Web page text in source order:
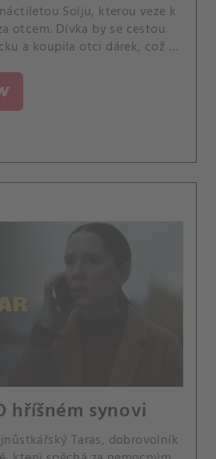
Solju, kterou veze k
otcem. Dívka by se cestou
a koupila otci dárek, což se
hříšném synovi
Taras, dobrovolník